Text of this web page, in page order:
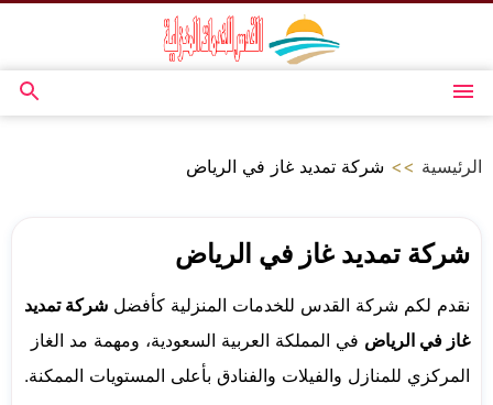
المحتوى
القائمة
بحث
الرئيسية >> شركة تمديد غاز في الرياض
شركة تمديد غاز في الرياض
نقدم لكم شركة القدس للخدمات المنزلية كأفضل شركة تمديد
غاز في الرياض في المملكة العربية السعودية، ومهمة مد الغاز
المركزي للمنازل والفيلات والفنادق بأعلى المستويات الممكنة.